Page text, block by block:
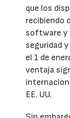
que los
recibiendo
software y
seguridad
el 1 de
ventaja
EE. UU.